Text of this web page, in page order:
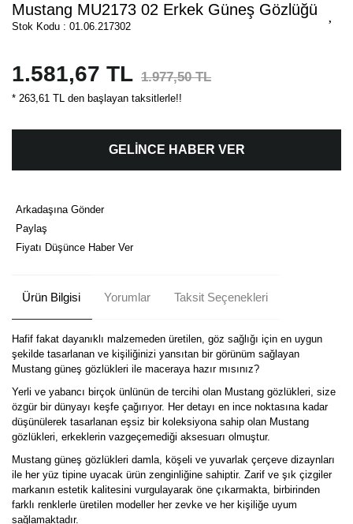
Mustang MU2173 02 Erkek Güneş Gözlüğü
Stok Kodu : 01.06.217302
1.581,67 TL 1.977,50 TL
* 263,61 TL den başlayan taksitlerle!!
GELİNCE HABER VER
Arkadaşına Gönder
Paylaş
Fiyatı Düşünce Haber Ver
Ürün Bilgisi Yorumlar Taksit Seçenekleri
Hafif fakat dayanıklı malzemeden üretilen, göz sağlığı için en uygun
şekilde tasarlanan ve kişiliğinizi yansıtan bir görünüm sağlayan
Mustang güneş gözlükleri ile maceraya hazır mısınız?
Yerli ve yabancı birçok ünlünün de tercihi olan Mustang gözlükleri, size
özgür bir dünyayı keşfe çağırıyor. Her detayı en ince noktasına kadar
düşünülerek tasarlanan eşsiz bir koleksiyona sahip olan Mustang
gözlükleri, erkeklerin vazgeçemediği aksesuarı olmuştur.
Mustang güneş gözlükleri damla, köşeli ve yuvarlak çerçeve dizaynları
ile her yüz tipine uyacak ürün zenginliğine sahiptir. Zarif ve şık çizgiler
markanın estetik kalitesini vurgulayarak öne çıkarmakta, birbirinden
farklı renklerle üretilen modeller her zevke ve her kişiliğe uyum
sağlamaktadır.